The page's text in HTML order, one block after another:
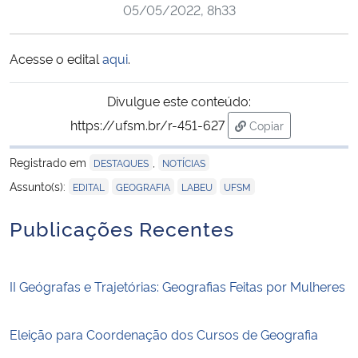
Ministério da Saúde
Ministério de Minas e Energia
Ministério da Ciência, Tecnologia, Inovações e Comunicações
Ministério do Meio Ambiente
Ministério do Turismo
05/05/2022, 8h33
Acesse o edital aqui.
Divulgue este conteúdo:
https://ufsm.br/r-451-627
Copiar
para área de
Registrado em
DESTAQUES NOTÍCIAS
Assunto(s): EDITAL GEOGRAFIA LABEU UFSM
Publicações Recentes
II Geógrafas e Trajetórias: Geografias Feitas por Mulheres
Eleição para Coordenação dos Cursos de Geografia